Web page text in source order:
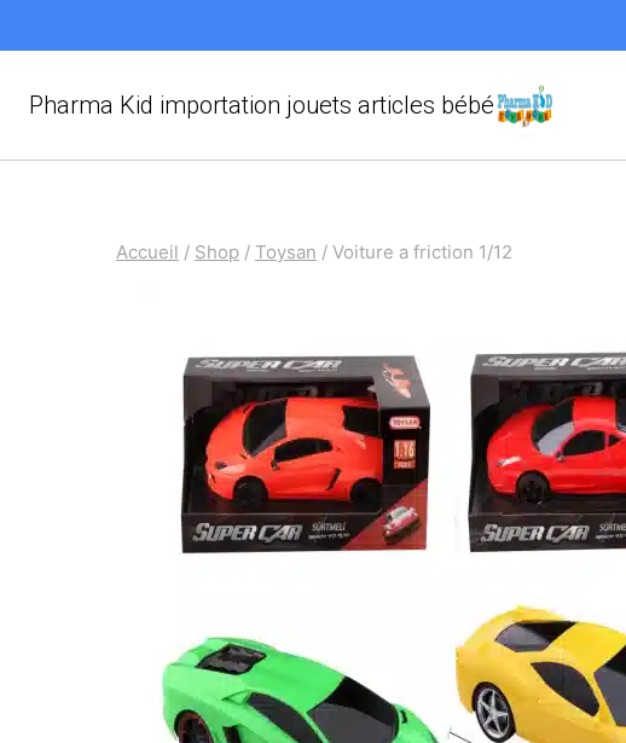
au
contenu
Pharma Kid importation jouets articles bébé
Accueil / Shop / Toysan / Voiture a friction 1/12